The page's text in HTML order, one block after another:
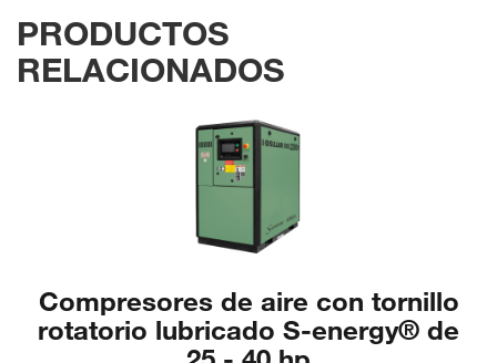
PRODUCTOS
RELACIONADOS
Compresores de aire con tornillo
rotatorio lubricado S-energy® de